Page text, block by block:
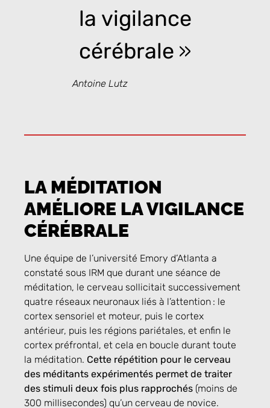
la vigilance
cérébrale »
Antoine Lutz
LA MÉDITATION
AMÉLIORE LA VIGILANCE
CÉRÉBRALE
Une équipe de l’université Emory d’Atlanta a
constaté sous IRM que durant une séance de
méditation, le cerveau sollicitait successivement
quatre réseaux neuronaux liés à l’attention : le
cortex sensoriel et moteur, puis le cortex
antérieur, puis les régions pariétales, et enfin le
cortex préfrontal, et cela en boucle durant toute
la méditation. Cette répétition pour le cerveau
des méditants expérimentés permet de traiter
des stimuli deux fois plus rapprochés (moins de
300 millisecondes) qu’un cerveau de novice.